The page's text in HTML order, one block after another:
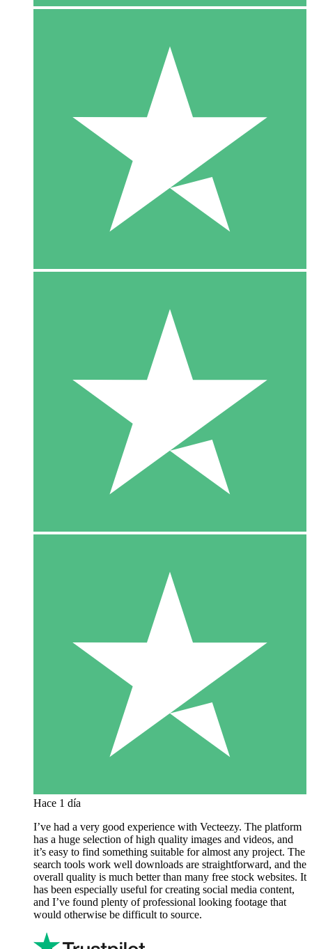
Hace 1 día
I’ve had a very good experience with Vecteezy. The platform
has a huge selection of high quality images and videos, and
it’s easy to find something suitable for almost any project. The
search tools work well downloads are straightforward, and the
overall quality is much better than many free stock websites. It
has been especially useful for creating social media content,
and I’ve found plenty of professional looking footage that
would otherwise be difficult to source.